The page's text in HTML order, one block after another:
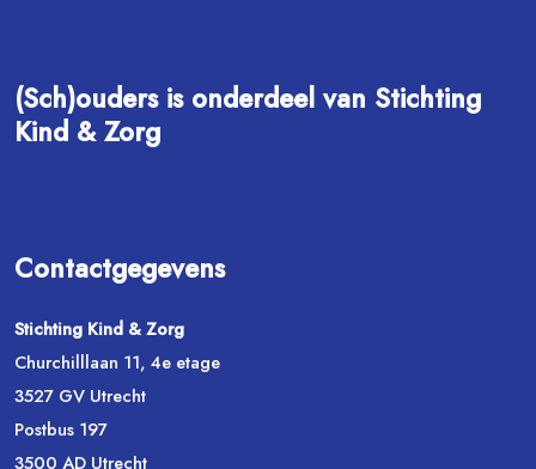
(Sch)ouders is onderdeel van Stichting
Kind & Zorg
Contactgegevens
Stichting Kind & Zorg
Churchilllaan 11, 4e etage
3527 GV Utrecht
Postbus 197
3500 AD Utrecht